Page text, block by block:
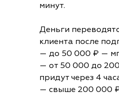
минут.
Деньги
клиента после
— до 50 000 ₽ —
— от 50 000 до
придут через 4
— свыше 200 000